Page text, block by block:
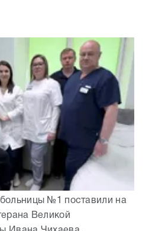
№1 поставили на
Великой